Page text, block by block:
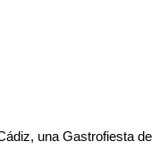
una Gastrofiesta de